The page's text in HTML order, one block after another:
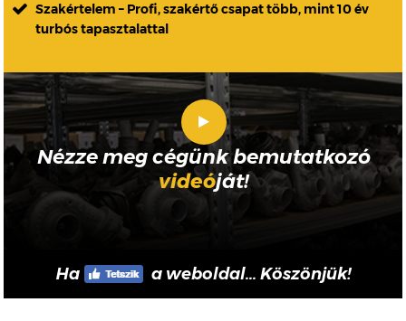
Szakértelem – Profi, szakértő csapat több, mint 10 év
turbós tapasztalattal
Nézze meg cégünk bemutatkozó
videóját!
Ha a weboldal... Köszönjük!